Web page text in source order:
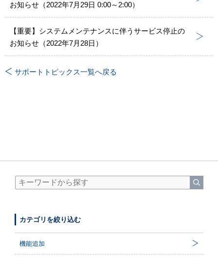
お知らせ（2022年7月29日 0:00～2:00）
【重要】システムメンテナンスに伴うサービス停止の
お知らせ（2022年7月28日）
サポートトピックス一覧へ戻る
カテゴリを絞り込む
機能追加